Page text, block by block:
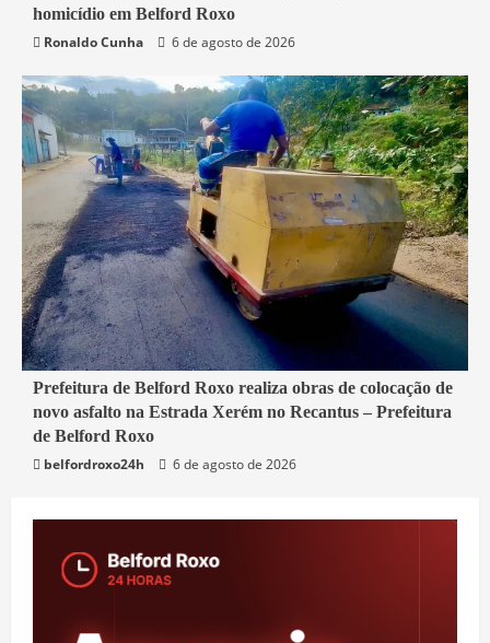
Belford Roxo
Segurança
homicídio em Belford Roxo
Ronaldo Cunha
6 de agosto de 2026
2 min read
Belford Roxo
Prefeitura de Belford Roxo realiza obras de colocação de
novo asfalto na Estrada Xerém no Recantus – Prefeitura
de Belford Roxo
belfordroxo24h
6 de agosto de 2026